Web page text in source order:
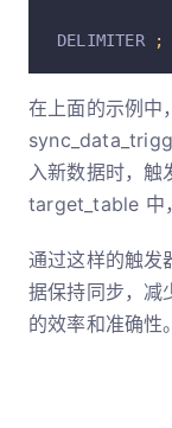
DELIMITER ;
在上面的示例中
入新数据时，触
target_table 中
通过这样的触发
据保持同步，减
的效率和准确性。